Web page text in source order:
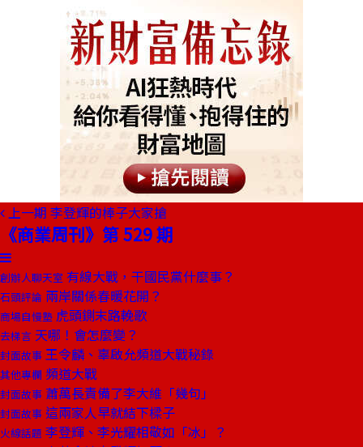
上一期 李登輝的棒子大家搶
《商業周刊》第 529 期
創辦人聊天室 有線大戰，干國民黨什麼事？
石頭評論 兩岸關係春暖花開？
商場自慢塾 虎頭鍘末路輓歌
去梯言 天哪！會怎麼變？
封面故事 王令麟、辜啟允頻道大戰秘錄
其他專欄 頻道大戰
封面故事 蕭萬長責備了李大維「幾句」
封面故事 這兩家人早就結下樑子
火線話題 李登輝、李光耀相敬如「冰」？